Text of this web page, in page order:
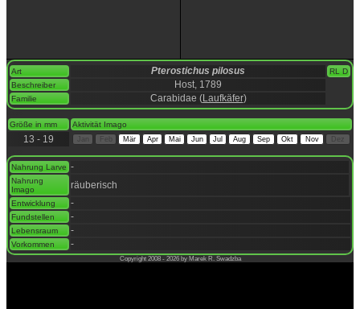
Art Pterostichus pilosus
RL D
Beschreiber
Host, 1789
Familie Carabidae (Laufkäfer)
Größe in mm Aktivität Imago
13 - 19 Mär Apr Mai Jun Jul Aug Sep Okt Nov Dez
Nahrung Larve -
Nahrung
Imago
räuberisch
Entwicklung -
Fundstellen -
Lebensraum -
Vorkommen -
Copyright 2008 - 2026 by Marek R. Swadzba